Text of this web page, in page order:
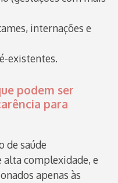
internações e
existentes.
podem ser
para
de saúde
complexidade, e
apenas às